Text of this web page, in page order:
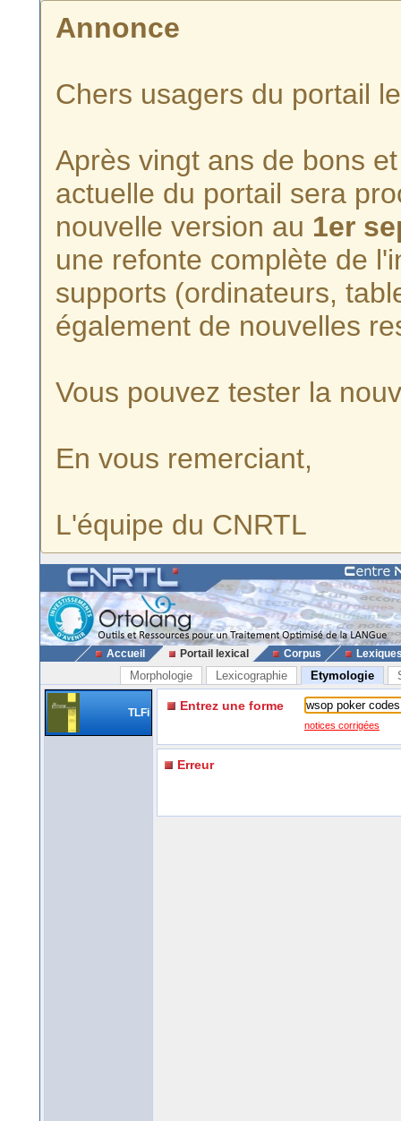
Annonce
Chers usagers du portail
Après vingt ans de bons
actuelle du portail sera
nouvelle version au 1er
une refonte complète de
supports (ordinateurs,
également de nouvelles
Vous pouvez tester la
En vous remerciant,
L'équipe du CNRTL
Accueil Portail lexical Corpus
Morphologie Lexicographie Etymologie
TLFi Entrez une forme
notices corrigées
Erreur